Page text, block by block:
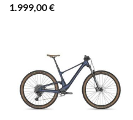
1.999,00€